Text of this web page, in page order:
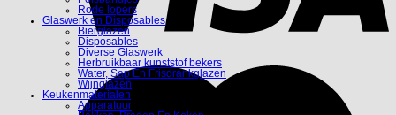
Rode lopers
Glaswerk en Disposables
Bierglazen
Disposables
Diverse Glaswerk
Herbruikbaar kunststof bekers
Water, Sap En Frisdrankglazen
Wijnglazen
Keukenmaterialen
Apparatuur